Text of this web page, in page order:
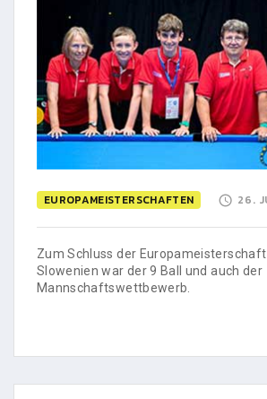
EUROPAMEISTERSCHAFTEN 26.
Zum Schluss der
Slowenien war der 9 Ball und auch der
Mannschaftswettbewerb.